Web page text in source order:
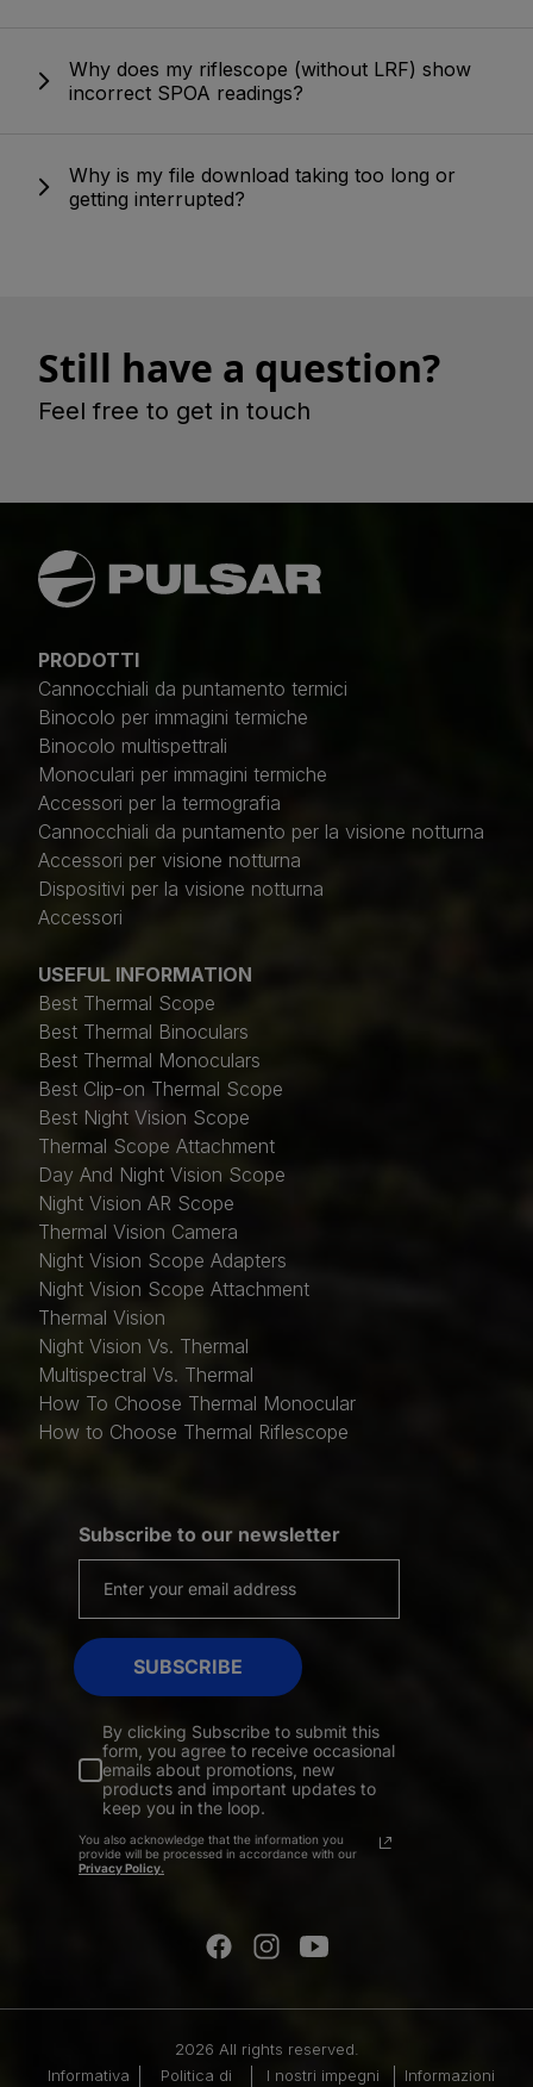
Why does my riflescope (without LRF) show
incorrect SPOA readings?
Why is my file download taking too long or
getting interrupted?
Still have a question?
Feel free to get in touch
PRODOTTI
Cannocchiali da puntamento termici
Binocolo per immagini termiche
Binocolo multispettrali
Monoculari per immagini termiche
Accessori per la termografia
Cannocchiali da puntamento per la visione notturna
Accessori per visione notturna
Dispositivi per la visione notturna
Accessori
USEFUL INFORMATION
Best Thermal Scope
Best Thermal Binoculars
Best Thermal Monoculars
Best Clip-on Thermal Scope
Best Night Vision Scope
Thermal Scope Attachment
Day And Night Vision Scope
Night Vision AR Scope
Thermal Vision Camera
Night Vision Scope Adapters
Night Vision Scope Attachment
Thermal Vision
Night Vision Vs. Thermal
Multispectral Vs. Thermal
How To Choose Thermal Monocular
How to Choose Thermal Riflescope
Subscribe to our newsletter
SUBSCRIBE
By clicking Subscribe to submit this
form, you agree to receive occasional
emails about promotions, new
products and important updates to
keep you in the loop.
You also acknowledge that the information you
provide will be processed in accordance with our
Privacy Policy.
2026 All rights reserved.
Informativa
Politica di
I nostri impegni
Informazioni